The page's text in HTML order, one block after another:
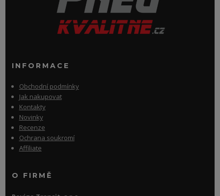
INFORMACE
Obchodní podmínky
Jak nakupovat
Kontakty
Novinky
Recenze
Ochrana soukromí
Affiliate
O FIRMĚ